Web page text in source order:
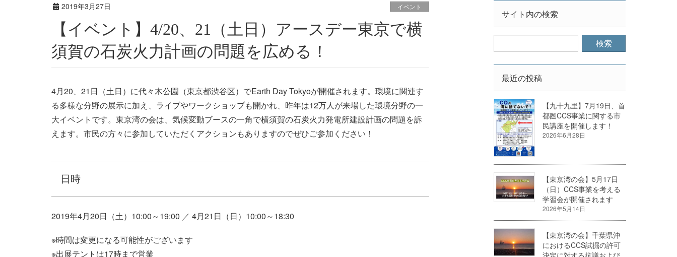
2019年3月27日 イベント
【イベント】4/20、21（土日）アースデー東京で横
須賀の石炭火力計画の問題を広める！
4月20、21日（土日）に代々木公園（東京都渋谷区）でEarth Day Tokyoが開催されます。環境に関連す
る多様な分野の展示に加え、ライブやワークショップも開かれ、昨年は12万人が来場した環境分野の一
大イベントです。東京湾の会は、気候変動ブースの一角で横須賀の石炭火力発電所建設計画の問題を訴
えます。市民の方々に参加していただくアクションもありますのでぜひご参加ください！
日時
2019年4月20日（土）10:00～19:00 ／ 4月21日（日）10:00～18:30
※時間は変更になる可能性がございます
※出展テントは17時まで営業
サイト内の検索
最近の投稿
【九十九里】7月19日、首
都圏CCS事業に関する市
民講座を開催します！
2026年6月28日
【東京湾の会】5月17日
（日）CCS事業を考える
学習会が開催されます
2026年5月14日
【東京湾の会】千葉県沖
におけるCCS試掘の許可